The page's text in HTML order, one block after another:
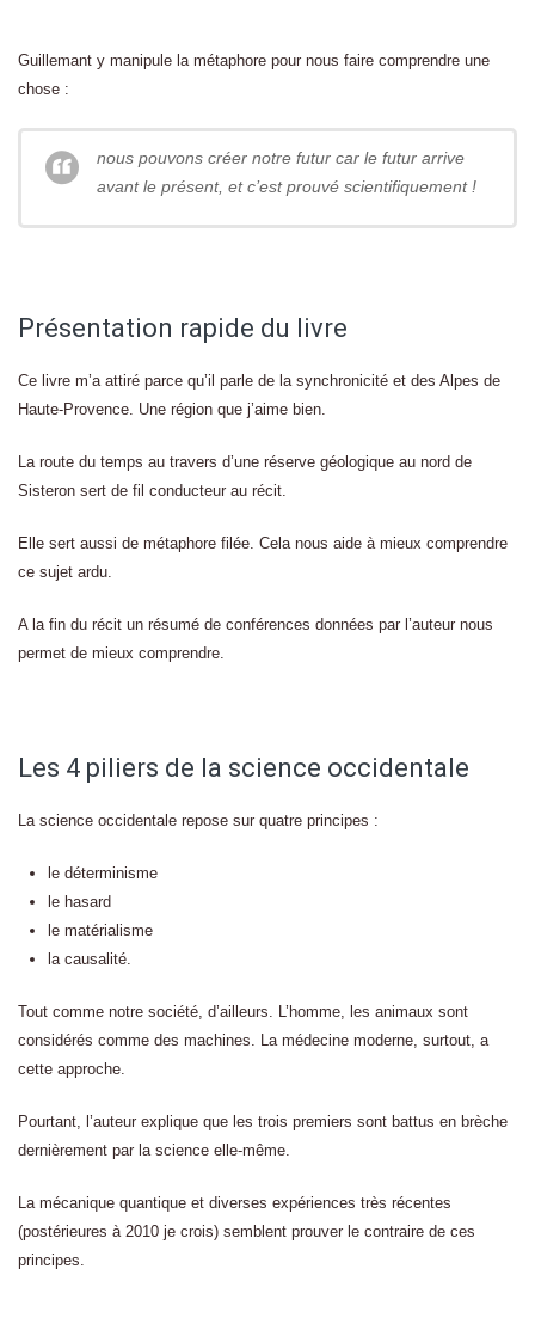
Guillemant y manipule la métaphore pour nous faire comprendre une
chose :
nous pouvons créer notre futur car le futur arrive
avant le présent, et c’est prouvé scientifiquement !
Présentation rapide du livre
Ce livre m’a attiré parce qu’il parle de la synchronicité et des Alpes de
Haute-Provence. Une région que j’aime bien.
La route du temps au travers d’une réserve géologique au nord de
Sisteron sert de fil conducteur au récit.
Elle sert aussi de métaphore filée. Cela nous aide à mieux comprendre
ce sujet ardu.
A la fin du récit un résumé de conférences données par l’auteur nous
permet de mieux comprendre.
Les 4 piliers de la science occidentale
La science occidentale repose sur quatre principes :
le déterminisme
le hasard
le matérialisme
la causalité.
Tout comme notre société, d’ailleurs. L’homme, les animaux sont
considérés comme des machines. La médecine moderne, surtout, a
cette approche.
Pourtant, l’auteur explique que les trois premiers sont battus en brèche
dernièrement par la science elle-même.
La mécanique quantique et diverses expériences très récentes
(postérieures à 2010 je crois) semblent prouver le contraire de ces
principes.